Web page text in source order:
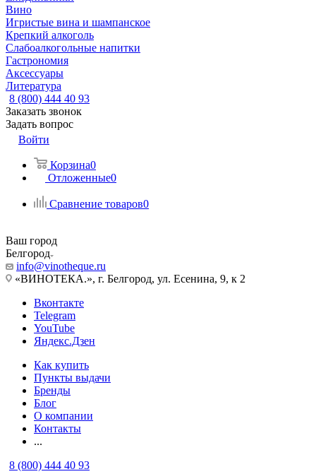
Вино
Игристые вина и шампанское
Крепкий алкоголь
Слабоалкогольные напитки
Гастрономия
Аксессуары
Литература
8 (800) 444 40 93
Заказать звонок
Задать вопрос
Войти
Корзина0
Отложенные0
Сравнение товаров0
Ваш город
Белгород
info@vinotheque.ru
«ВИНОТЕКА.», г. Белгород, ул. Есенина, 9, к 2
Вконтакте
Telegram
YouTube
Яндекс.Дзен
Как купить
Пункты выдачи
Бренды
Блог
О компании
Контакты
...
8 (800) 444 40 93